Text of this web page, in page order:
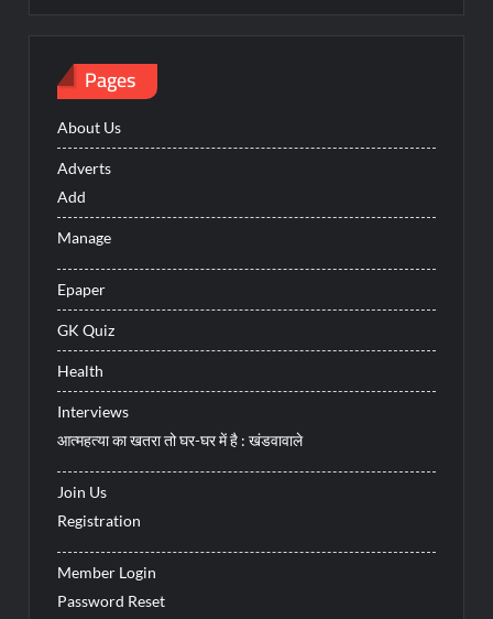
Pages
About Us
Adverts
Add
Manage
Epaper
GK Quiz
Health
Interviews
आत्महत्या का खतरा तो घर-घर में है : खंडवावाले
Join Us
Registration
Member Login
Password Reset